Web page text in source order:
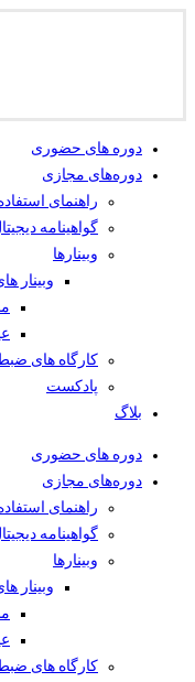
دوره های حضوری
دوره‌های مجازی
راهنمای
گواهینامه
وبینار‌ها
وبینار
کارگاه های
پادکست
بلاگ
دوره های حضوری
دوره‌های مجازی
راهنمای
گواهینامه
وبینار‌ها
وبینار
کارگاه های